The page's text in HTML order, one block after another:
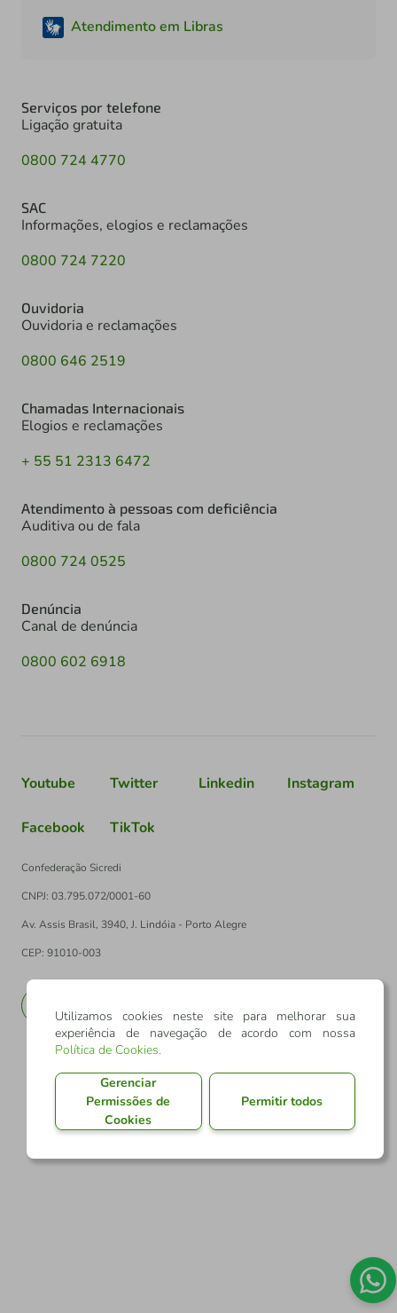
Atendimento em Libras
Serviços por telefone
Ligação gratuita
0800 724 4770
SAC
Informações, elogios e reclamações
0800 724 7220
Ouvidoria
Ouvidoria e reclamações
0800 646 2519
Chamadas Internacionais
Elogios e reclamações
+ 55 51 2313 6472
Atendimento à pessoas com deficiência
Auditiva ou de fala
0800 724 0525
Denúncia
Canal de denúncia
0800 602 6918
Youtube Twitter Linkedin Instagram
Facebook TikTok
Confederação Sicredi
CNPJ: 03.795.072/0001-60
Av. Assis Brasil, 3940, J. Lindóia - Porto Alegre
CEP: 91010-003
Utilizamos cookies neste site para melhorar sua
experiência de navegação de acordo com nossa
Política de Cookies.
Gerenciar
Permissões de
Cookies
Permitir todos